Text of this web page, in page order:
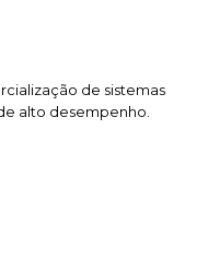
de sistemas
alto desempenho.